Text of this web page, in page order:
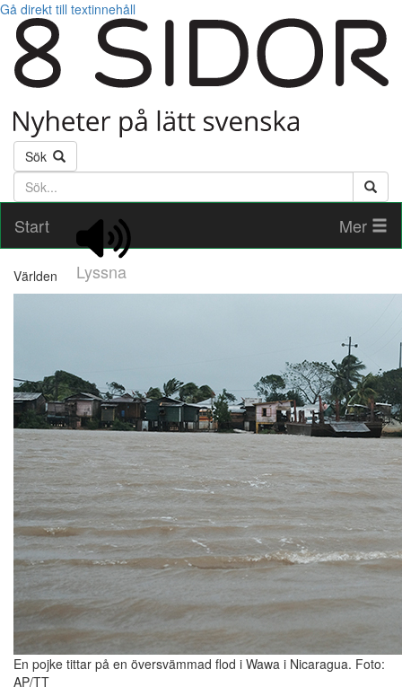
Gå direkt till textinnehåll
Sök
Söktext
Start
Lyssna
Mer
Världen
En pojke tittar på en översvämmad flod i Wawa i Nicaragua. Foto:
AP/TT